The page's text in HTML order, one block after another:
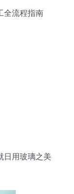
全流程指南
日用玻璃之美